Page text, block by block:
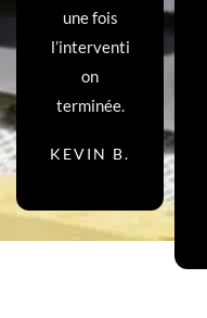
une fois
l’interventi
on
terminée.
KEVIN B.